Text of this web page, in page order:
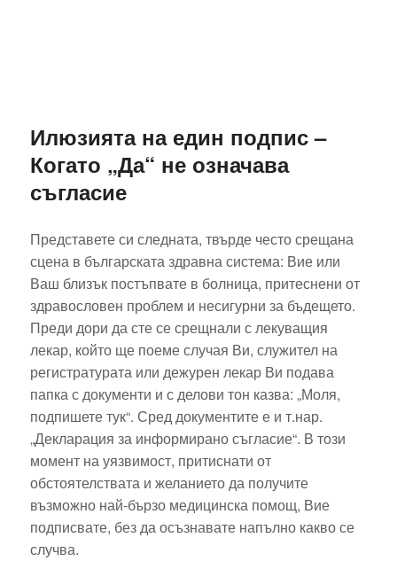
Илюзията на един подпис –
Когато „Да“ не означава
съгласие
Представете си следната, твърде често срещана
сцена в българската здравна система: Вие или
Ваш близък постъпвате в болница, притеснени от
здравословен проблем и несигурни за бъдещето.
Преди дори да сте се срещнали с лекуващия
лекар, който ще поеме случая Ви, служител на
регистратурата или дежурен лекар Ви подава
папка с документи и с делови тон казва: „Моля,
подпишете тук“. Сред документите е и т.нар.
„Декларация за информирано съгласие“. В този
момент на уязвимост, притиснати от
обстоятелствата и желанието да получите
възможно най-бързо медицинска помощ, Вие
подписвате, без да осъзнавате напълно какво се
случва.